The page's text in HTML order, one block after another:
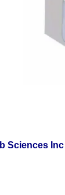
Sciences Inc